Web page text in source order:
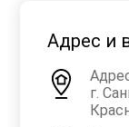
Адрес и
г.